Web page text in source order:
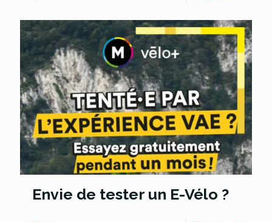
Envie de tester un E-Vélo ?